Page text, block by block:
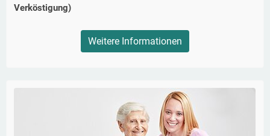
Verköstigung)
Weitere Informationen